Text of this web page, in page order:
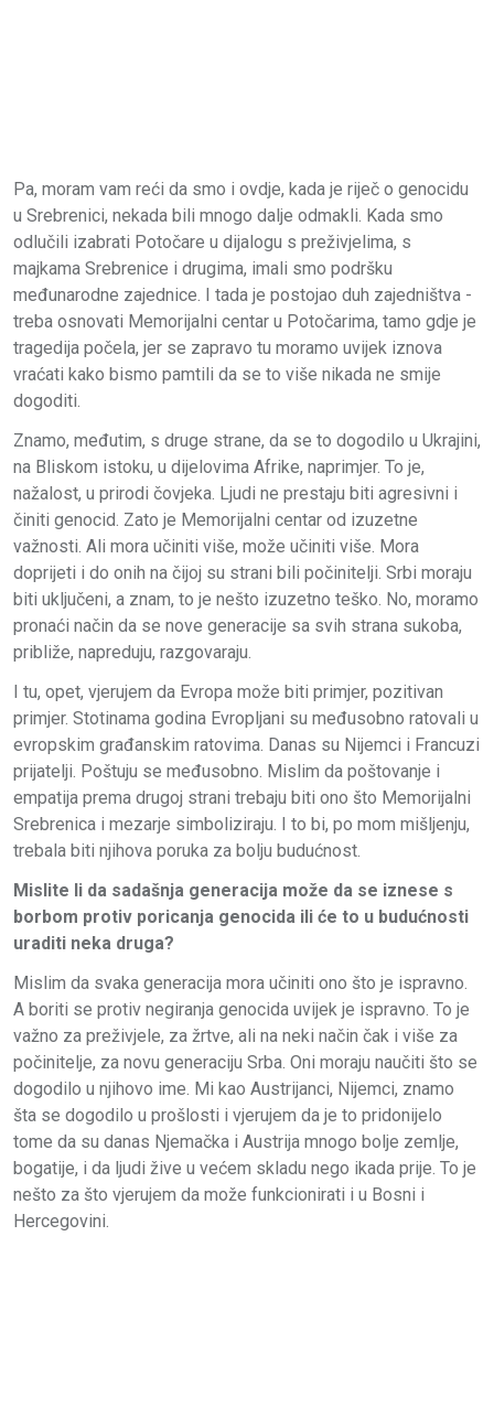
Pa, moram vam reći da smo i ovdje, kada je riječ o genocidu
u Srebrenici, nekada bili mnogo dalje odmakli. Kada smo
odlučili izabrati Potočare u dijalogu s preživjelima, s
majkama Srebrenice i drugima, imali smo podršku
međunarodne zajednice. I tada je postojao duh zajedništva -
treba osnovati Memorijalni centar u Potočarima, tamo gdje je
tragedija počela, jer se zapravo tu moramo uvijek iznova
vraćati kako bismo pamtili da se to više nikada ne smije
dogoditi.
Znamo, međutim, s druge strane, da se to dogodilo u Ukrajini,
na Bliskom istoku, u dijelovima Afrike, naprimjer. To je,
nažalost, u prirodi čovjeka. Ljudi ne prestaju biti agresivni i
činiti genocid. Zato je Memorijalni centar od izuzetne
važnosti. Ali mora učiniti više, može učiniti više. Mora
doprijeti i do onih na čijoj su strani bili počinitelji. Srbi moraju
biti uključeni, a znam, to je nešto izuzetno teško. No, moramo
pronaći način da se nove generacije sa svih strana sukoba,
približe, napreduju, razgovaraju.
I tu, opet, vjerujem da Evropa može biti primjer, pozitivan
primjer. Stotinama godina Evropljani su međusobno ratovali u
evropskim građanskim ratovima. Danas su Nijemci i Francuzi
prijatelji. Poštuju se međusobno. Mislim da poštovanje i
empatija prema drugoj strani trebaju biti ono što Memorijalni
Srebrenica i mezarje simboliziraju. I to bi, po mom mišljenju,
trebala biti njihova poruka za bolju budućnost.
Mislite li da sadašnja generacija može da se iznese s
borbom protiv poricanja genocida ili će to u budućnosti
uraditi neka druga?
Mislim da svaka generacija mora učiniti ono što je ispravno.
A boriti se protiv negiranja genocida uvijek je ispravno. To je
važno za preživjele, za žrtve, ali na neki način čak i više za
počinitelje, za novu generaciju Srba. Oni moraju naučiti što se
dogodilo u njihovo ime. Mi kao Austrijanci, Nijemci, znamo
šta se dogodilo u prošlosti i vjerujem da je to pridonijelo
tome da su danas Njemačka i Austrija mnogo bolje zemlje,
bogatije, i da ljudi žive u većem skladu nego ikada prije. To je
nešto za što vjerujem da može funkcionirati i u Bosni i
Hercegovini.